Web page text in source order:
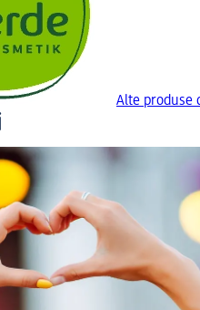
Alte produse